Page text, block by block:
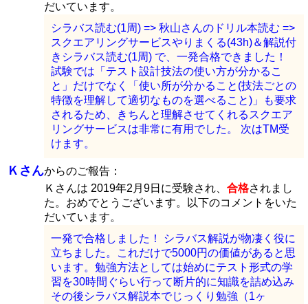
だいています。
シラバス読む(1周) => 秋山さんのドリル本読む =>
スクエアリングサービスやりまくる(43h)＆解説付
きシラバス読む(1周) で、一発合格できました！
試験では「テスト設計技法の使い方が分かるこ
と」だけでなく「使い所が分かること(技法ごとの
特徴を理解して適切なものを選べること)」も要求
されるため、きちんと理解させてくれるスクエア
リングサービスは非常に有用でした。 次はTM受
けます。
Ｋさんからのご報告：
Ｋさんは 2019年2月9日に受験され、 合格されまし
た。おめでとうございます。以下のコメントをいた
だいています。
一発で合格しました！ シラバス解説が物凄く役に
立ちました。これだけで5000円の価値があると思
います。勉強方法としては始めにテスト形式の学
習を30時間ぐらい行って断片的に知識を詰め込み
その後シラバス解説本でじっくり勉強（1ヶ